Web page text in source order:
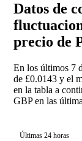
Datos de
precio de
En los últimos 7
de £0.0143 y el
en la tabla a
GBP en las
Últimas 24 horas